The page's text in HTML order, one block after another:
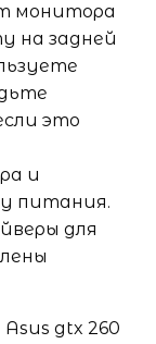
монитора
на задней
это
и
питания.
для
gtx 260